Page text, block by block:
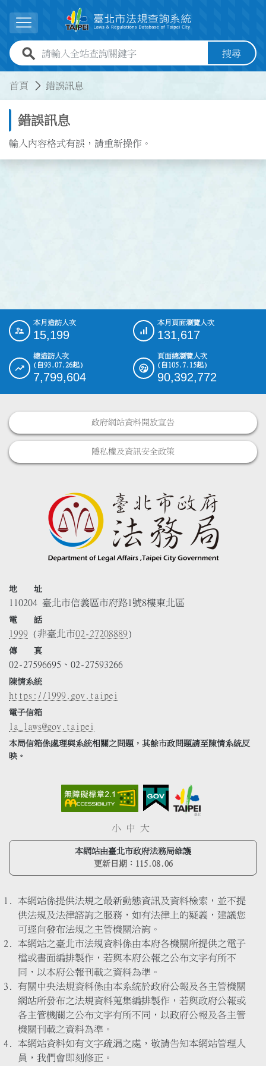
展開選單
全站查詢關鍵字欄位 搜尋
首頁 錯誤訊息
錯誤訊息
輸入內容格式有誤，請重新操作。
::: 本月造訪人次
15,199
本月頁面瀏覽人次
131,617
總造訪人次
(自93.07.26起)
7,799,604
頁面總瀏覽人次
(自105.7.15起)
90,392,772
政府網站資料開放宣告
隱私權及資訊安全政策
地 址
110204 臺北市信義區市府路1號8樓東北區
電 話
1999 (非臺北市02-27208889)
傳 真
02-27596695、02-27593266
陳情系統
https://1999.gov.taipei
電子信箱
la_laws@gov.taipei
本局信箱係處理與系統相關之問題，其餘市政問題請至陳情系統反
映。
小 中 大
本網站由臺北市政府法務局維護
更新日期： 115.08.06
本網站係提供法規之最新動態資訊及資料檢索，並不提
供法規及法律諮詢之服務，如有法律上的疑義，建議您
可逕向發布法規之主管機關洽詢。
本網站之臺北市法規資料係由本府各機關所提供之電子
檔或書面編排製作，若與本府公報之公布文字有所不
同，以本府公報刊載之資料為準。
有關中央法規資料係由本系統於政府公報及各主管機關
網站所發布之法規資料蒐集編排製作，若與政府公報或
各主管機關之公布文字有所不同，以政府公報及各主管
機關刊載之資料為準。
本網站資料如有文字疏漏之處，敬請告知本網站管理人
員，我們會即刻修正。